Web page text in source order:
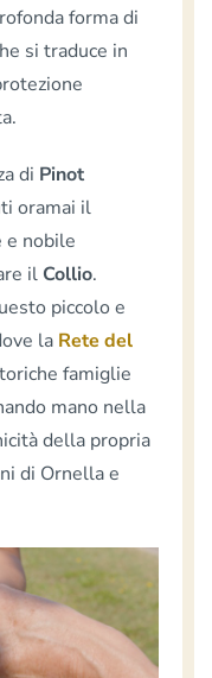
forma di
si traduce in
di Pinot
oramai il
e nobile
il Collio.
piccolo e
la Rete del
famiglie
mano nella
della propria
di Ornella e